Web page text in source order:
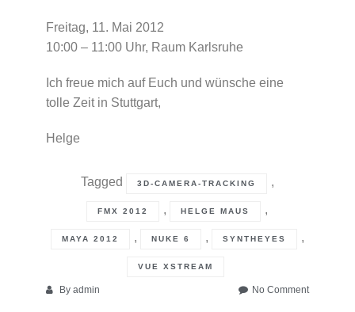
Freitag, 11. Mai 2012
10:00 – 11:00 Uhr, Raum Karlsruhe
Ich freue mich auf Euch und wünsche eine
tolle Zeit in Stuttgart,
Helge
Tagged 3D-CAMERA-TRACKING ,
FMX 2012 , HELGE MAUS ,
MAYA 2012 , NUKE 6 , SYNTHEYES ,
VUE XSTREAM
By admin No Commenton